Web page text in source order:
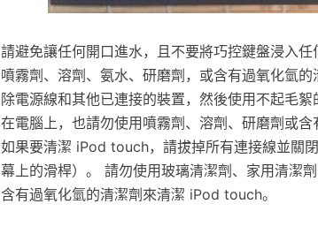
請避免讓任何開口進水，且不要將巧控鍵盤浸入
噴霧劑、溶劑、氨水、研磨劑，或含有過氧化氫
除電源線和其他已連接的裝置，然後使用不起毛
在電腦上，也請勿使用噴霧劑、溶劑、研磨劑或
如果要清潔 iPod touch，請拔掉所有連接線並關
幕上的滑桿）。 請勿使用玻璃清潔劑、家用清潔
含有過氧化氫的清潔劑來清潔 iPod touch。